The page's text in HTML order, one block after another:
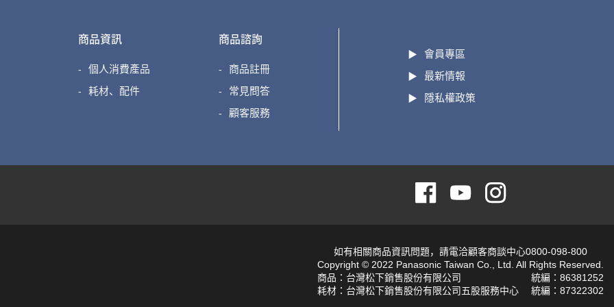
商品資訊
個人消費產品
耗材、配件
商品諮詢
商品註冊
常見問答
顧客服務
會員專區
最新情報
隱私權政策
如有相關商品資訊問題，請電洽顧客商談中心0800-098-800
Copyright © 2022 Panasonic Taiwan Co., Ltd. All Rights Reserved.
商品：台灣松下銷售股份有限公司
耗材：台灣松下銷售股份有限公司五股服務中心
統編：86381252
統編：87322302